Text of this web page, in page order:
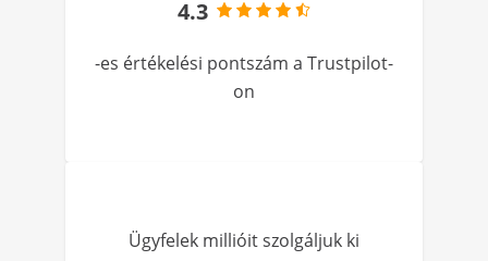
4.3
-es értékelési pontszám a Trustpilot-
on
Ügyfelek millióit szolgáljuk ki